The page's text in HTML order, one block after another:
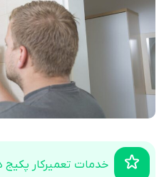
خدمات تعمیرکار پکیج